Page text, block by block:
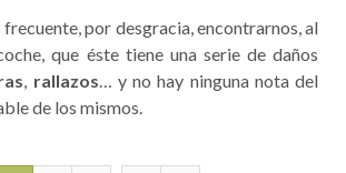
frecuente, por desgracia, encontrarnos, al
que éste tiene una serie de daños
, rallazos… y no hay ninguna nota del
de los mismos.